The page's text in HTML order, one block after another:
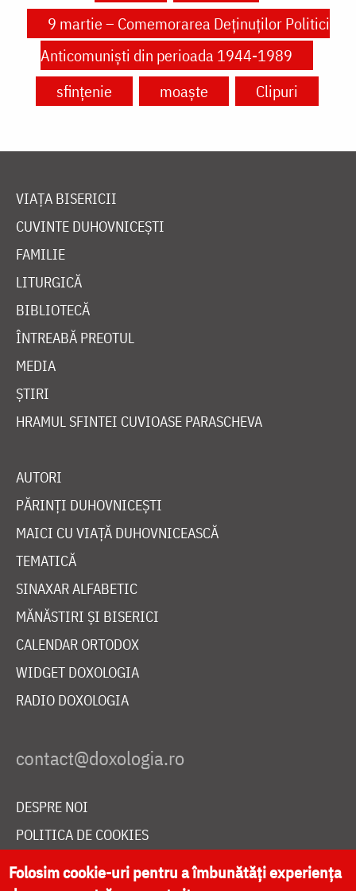
9 martie – Comemorarea Deținuților Politici
Anticomuniști din perioada 1944-1989
sfințenie
moaște Clipuri
VIAȚA BISERICII
CUVINTE DUHOVNICEȘTI
FAMILIE
LITURGICĂ
BIBLIOTECĂ
ÎNTREABĂ PREOTUL
MEDIA
ȘTIRI
HRAMUL SFINTEI CUVIOASE PARASCHEVA
AUTORI
PĂRINȚI DUHOVNICEȘTI
MAICI CU VIAȚĂ DUHOVNICEASCĂ
TEMATICĂ
SINAXAR ALFABETIC
MĂNĂSTIRI ȘI BISERICI
CALENDAR ORTODOX
WIDGET DOXOLOGIA
RADIO DOXOLOGIA
DESPRE NOI
POLITICA DE COOKIES
DONEAZĂ ONLINE PENTRU CATEDRALA NAȚIONALĂ
Folosim cookie-uri pentru a îmbunătăți experiența